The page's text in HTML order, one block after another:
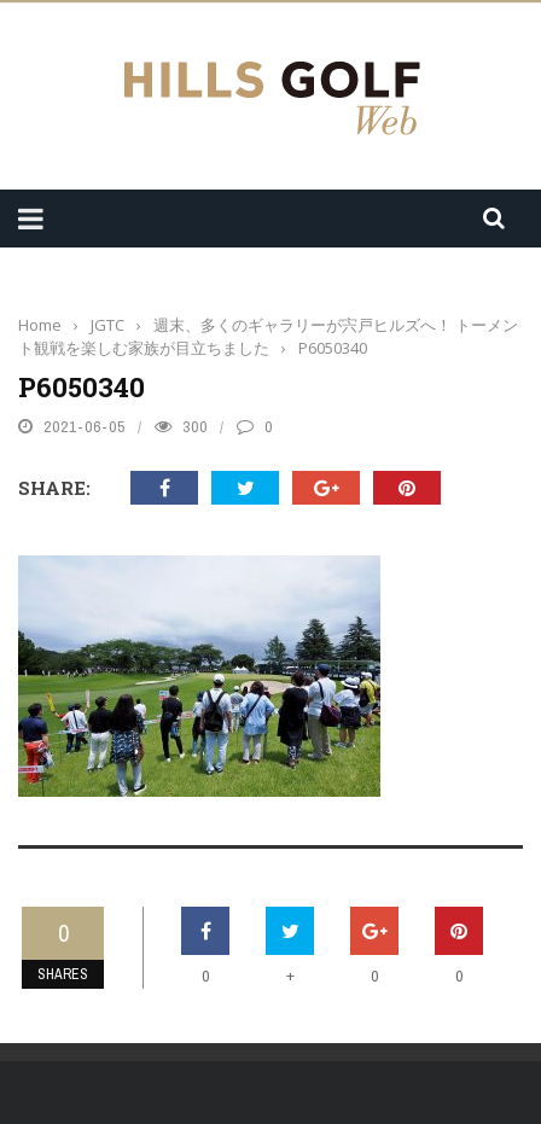
Home › JGTC ›
週末、多くのギャラリーが宍戸ヒルズへ！ トーメン
ト観戦を楽しむ家族が目立ちました
› P6050340
P6050340
2021-06-05 300 0
SHARE:
0
SHARES 0 + 0 0